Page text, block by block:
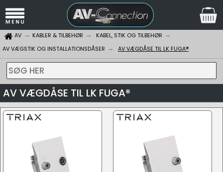
AV KABLER & TILBEHØR
KABEL, STIK OG TILBEHØR
AV VÆGSTIK OG INSTALLATIONSDÅSER
AV VÆGDÅSE TIL LK FUGA®
SØG HER
AV VÆGDÅSE TIL LK FUGA®